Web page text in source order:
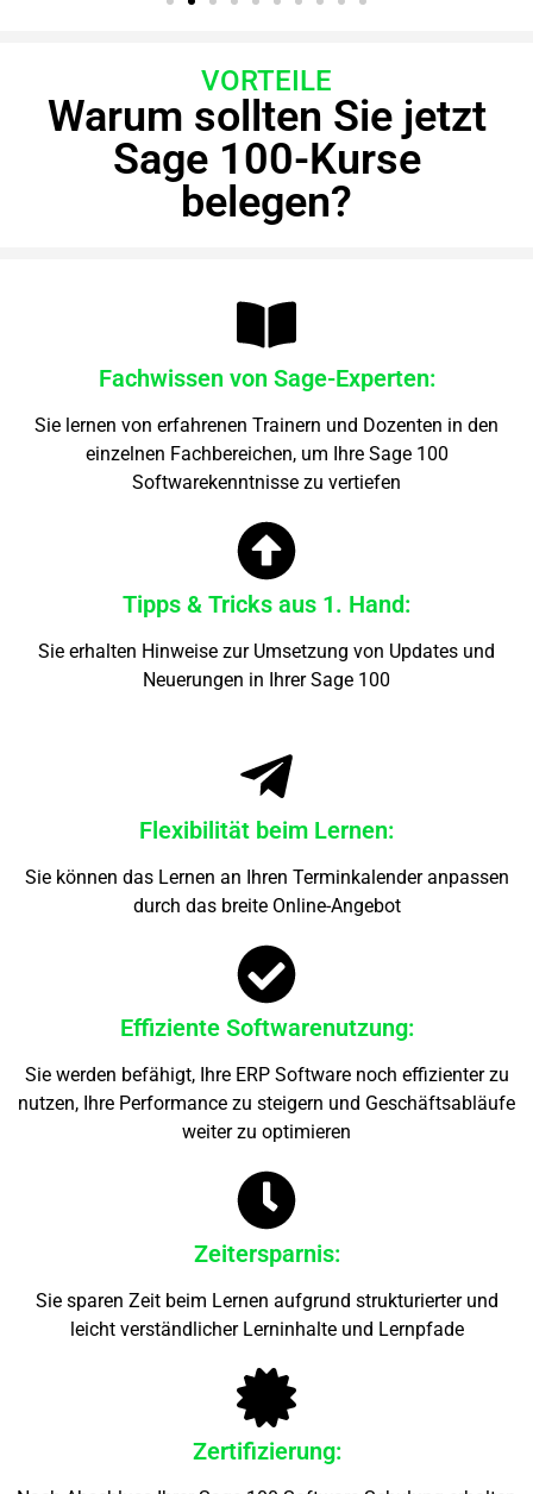
VORTEILE
Warum sollten Sie jetzt
Sage 100-Kurse
belegen?
Fachwissen von Sage-Experten:
Sie lernen von erfahrenen Trainern und Dozenten in den
einzelnen Fachbereichen, um Ihre Sage 100
Softwarekenntnisse zu vertiefen
Tipps & Tricks aus 1. Hand:
Sie erhalten Hinweise zur Umsetzung von Updates und
Neuerungen in Ihrer Sage 100
Flexibilität beim Lernen:
Sie können das Lernen an Ihren Terminkalender anpassen
durch das breite Online-Angebot
Effiziente Softwarenutzung:
Sie werden befähigt, Ihre ERP Software noch effizienter zu
nutzen, Ihre Performance zu steigern und Geschäftsabläufe
weiter zu optimieren
Zeitersparnis:
Sie sparen Zeit beim Lernen aufgrund strukturierter und
leicht verständlicher Lerninhalte und Lernpfade
Zertifizierung: